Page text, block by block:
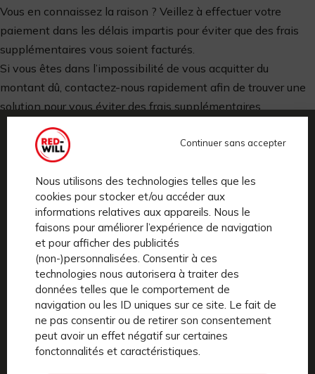
Nous utilisons des technologies telles que les
cookies pour stocker et/ou accéder aux
informations relatives aux appareils. Nous le
faisons pour améliorer l’expérience de navigation
et pour afficher des publicités
(non-)personnalisées. Consentir à ces
technologies nous autorisera à traiter des
données telles que le comportement de
navigation ou les ID uniques sur ce site. Le fait de
ne pas consentir ou de retirer son consentement
peut avoir un effet négatif sur certaines
fonctonnalités et caractéristiques.
Continuer sans accepter
Vous en connaissez la raison ? Veillez à effectuer votre
paiement dans les délais impartis pour éviter que des frais
supplémentaires vous soient facturés.
Si vous êtes dans l’impossibilité de vous acquitter du
montant dû, contactez-nous rapidement afin de trouver une
solution pour vous éviter des frais supplémentaires.
Pour plus d’infos, consultez nos
RED-WILL est un service premium de location de vélos
électriques en abonnement mensuel, sans engagement,
avec un package de services tout inclus, àParis.Notre
mission, faciliter la pratique du vélo en ville en gommant